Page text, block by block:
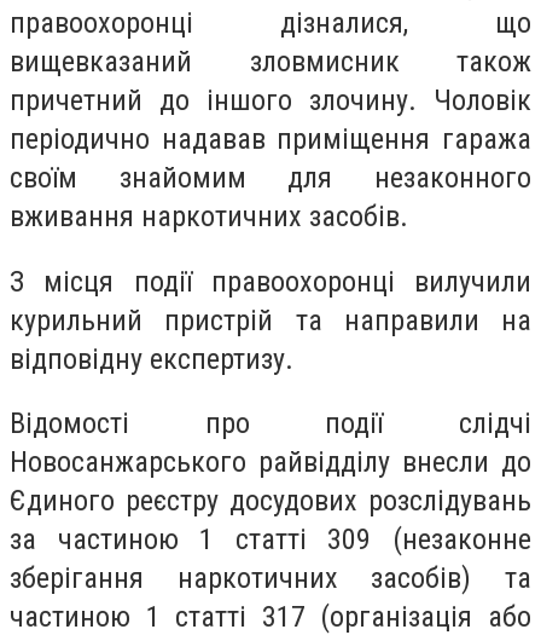
правоохоронці дізналися, що
вищевказаний зловмисник також
причетний до іншого злочину. Чоловік
періодично надавав приміщення гаража
своїм знайомим для незаконного
вживання наркотичних засобів.
З місця події правоохоронці вилучили
курильний пристрій та направили на
відповідну експертизу.
Відомості про події слідчі
Новосанжарського райвідділу внесли до
Єдиного реєстру досудових розслідувань
за частиною 1 статті 309 (незаконне
зберігання наркотичних засобів) та
частиною 1 статті 317 (організація або